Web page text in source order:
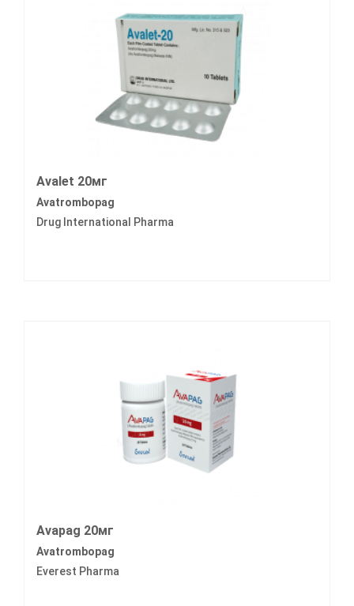
Avalet 20мг
Avatrombopag
Drug International Pharma
Avapag 20мг
Avatrombopag
Everest Pharma